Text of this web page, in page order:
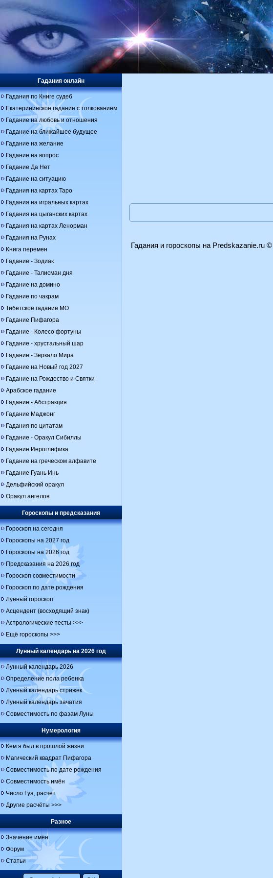
Гадания онлайн
Гадания по Книге судеб
Екатерининское гадание с толкованием
Гадание на любовь и отношения
Гадание на ближайшее будущее
Гадание на желание
Гадание на вопрос
Гадание Да Нет
Гадание на ситуацию
Гадания на картах Таро
Гадания на игральных картах
Гадания на цыганских картах
Гадания на картах Ленорман
Гадания на Рунах
Книга перемен
Гадание - Зодиак
Гадание - Талисман дня
Гадание на домино
Гадание по чакрам
Тибетское гадание МО
Гадание Пифагора
Гадание - Колесо фортуны
Гадание - хрустальный шар
Гадание - Зеркало Мира
Гадание на Новый год 2027
Гадание на Рождество и Святки
Арабское гадание
Гадание - Абстракция
Гадание Маджонг
Гадания по цитатам
Гадание - Оракул Сибиллы
Гадание Иероглифика
Гадание на греческом алфавите
Гадание Гуань Инь
Дельфийский оракул
Оракул ангелов
Гороскопы и предсказания
Гороскоп на сегодня
Гороскопы на 2027 год
Гороскопы на 2026 год
Предсказания на 2026 год
Гороскоп совместимости
Гороскоп по дате рождения
Лунный гороскоп
Асцендент (восходящий знак)
Астрологические тесты >>>
Ещё гороскопы >>>
Лунный календарь на 2026 год
Лунный календарь 2026
Определение пола ребенка
Лунный календарь стрижек
Лунный календарь зачатия
Совместимость по фазам Луны
Нумерология
Кем я был в прошлой жизни
Магический квадрат Пифагора
Совместимость по дате рождения
Совместимость имён
Число Гуа, расчёт
Другие расчёты >>>
Разное
Значение имён
Форум
Статьи
Гадания и гороскопы на Predskazanie.ru©